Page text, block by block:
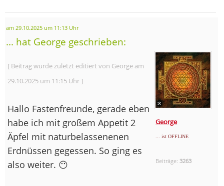
am 29.10.2025 um 11:13 Uhr
... hat George geschrieben:
George
... ist OFFLINE
Beiträge:3263
[ Beitrag wurde zuletzt editiert von George am
29.10.2025 um 11:15 Uhr ]
Hallo Fastenfreunde, gerade eben
habe ich mit großem Appetit 2
Äpfel mit naturbelassenenen
Erdnüssen gegessen. So ging es
also weiter. 😶